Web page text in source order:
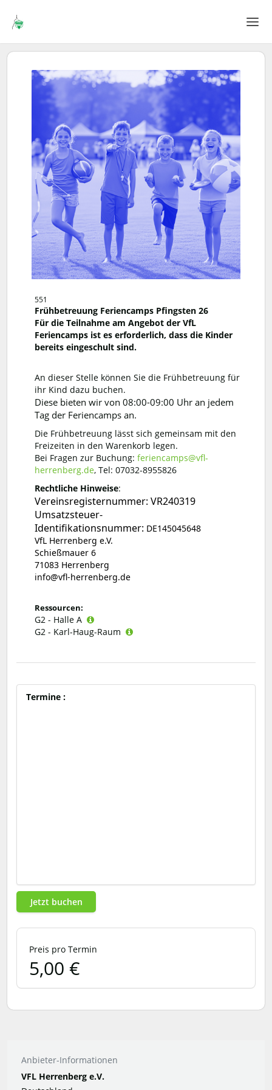
Home
Login
Sprache
Hilfe & Info
551
Frühbetreuung Feriencamps Pfingsten 26
Für die Teilnahme am Angebot der VfL
Feriencamps ist es erforderlich, dass die Kinder
bereits eingeschult sind.
An dieser Stelle können Sie die Frühbetreuung für
ihr Kind dazu buchen.
Diese bieten wir von 08:00-09:00 Uhr an jedem
Tag der Feriencamps an.
Die Frühbetreuung lässt sich gemeinsam mit den
Freizeiten in den Warenkorb legen.
Bei Fragen zur Buchung: feriencamps@vfl-
herrenberg.de, Tel: 07032-8955826
Rechtliche Hinweise:
Vereinsregisternummer: VR240319
Umsatzsteuer-
Identifikationsnummer: DE145045648
VfL Herrenberg e.V.
Schießmauer 6
71083 Herrenberg
info@vfl-herrenberg.de
Ressourcen:
G2 - Halle A
G2 - Karl-Haug-Raum
Termine :
Jetzt buchen
Preis pro Termin
5,00 €
Anbieter-Informationen
VFL Herrenberg e.V.